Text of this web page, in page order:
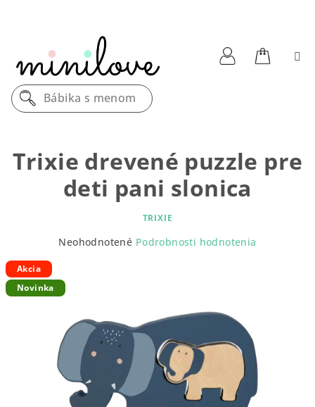
Bábika s menom
Trixie drevené puzzle pre
deti pani slonica
TRIXIE
produktu
je
0,0
hviezdičiek.
Neohodnotené Podrobnosti hodnotenia
Akcia
Novinka